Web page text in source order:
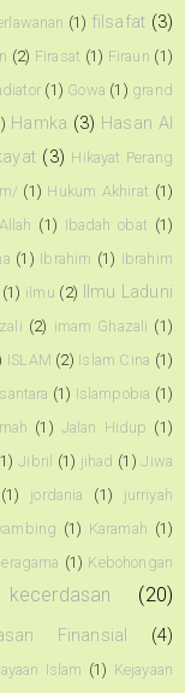
(1) filsafat (3)
(2) Firasat (1) Firaun (1)
(1) Gowa (1) grand
Hamka (3) Hasan Al
(3) Hikayat Perang
(1) Hukum Akhirat (1)
(1) Ibadah obat (1)
(1) Ibrahim (1) Ibrahim
(1) ilmu (2)
Ilmu Laduni
(2) imam Ghazali (1)
ISLAM (2) Islam Cina (1)
(1) Islampobia (1)
(1) Jalan Hidup (1)
Jibril (1) jihad (1) Jiwa
(1) jordania (1)
jurriyah
kambing (1) Karamah (1)
(1) Kebohongan
kecerdasan (20)
Finansial (4)
Islam (1) Kejayaan